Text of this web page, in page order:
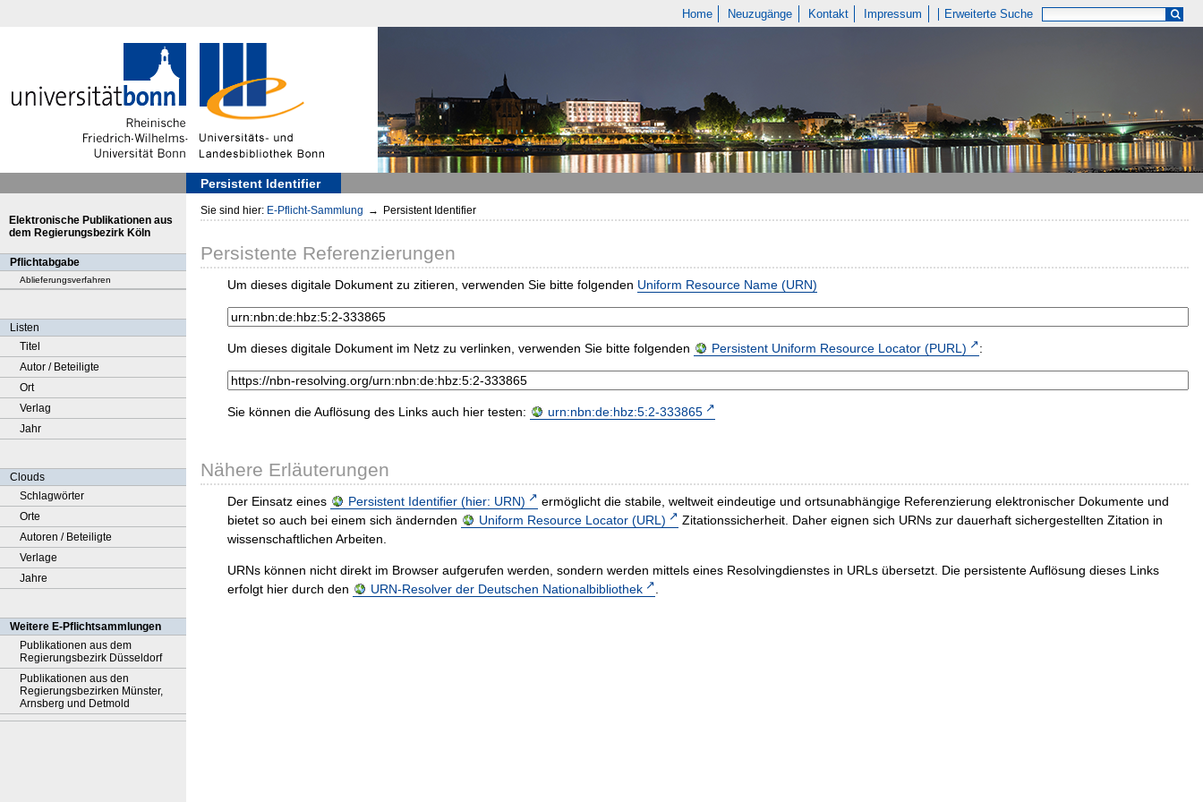
Home Neuzugänge Kontakt Impressum Erweiterte Suche
Persistent Identifier
Elektronische Publikationen aus
dem Regierungsbezirk Köln
Pflichtabgabe
Ablieferungsverfahren
Listen
Titel
Autor / Beteiligte
Ort
Verlag
Jahr
Clouds
Schlagwörter
Orte
Autoren / Beteiligte
Verlage
Jahre
Weitere E-Pflichtsammlungen
Publikationen aus dem
Regierungsbezirk Düsseldorf
Publikationen aus den
Regierungsbezirken Münster,
Arnsberg und Detmold
Sie sind hier: E-Pflicht-Sammlung → Persistent Identifier
Persistente Referenzierungen
Um dieses digitale Dokument zu zitieren, verwenden Sie bitte folgenden Uniform Resource Name (URN)
Um dieses digitale Dokument im Netz zu verlinken, verwenden Sie bitte folgenden Persistent Uniform Resource Locator (PURL) :
Sie können die Auflösung des Links auch hier testen: urn:nbn:de:hbz:5:2-333865
Nähere Erläuterungen
Der Einsatz eines Persistent Identifier (hier: URN)
ermöglicht die stabile, weltweit eindeutige und ortsunabhängige Referenzierung elektronischer Dokumente und
bietet so auch bei einem sich ändernden
Uniform Resource Locator (URL)
Zitationssicherheit. Daher eignen sich URNs zur dauerhaft sichergestellten Zitation in
wissenschaftlichen Arbeiten.
URNs können nicht direkt im Browser aufgerufen werden, sondern werden mittels eines Resolvingdienstes in URLs übersetzt. Die persistente Auflösung dieses Links
erfolgt hier durch den
URN-Resolver der Deutschen Nationalbibliothek .